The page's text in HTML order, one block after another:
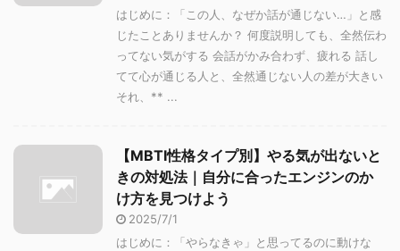
はじめに：「この人、なぜか話が通じない…」と感
じたことありませんか？ 何度説明しても、全然伝わ
ってない気がする 会話がかみ合わず、疲れる 話し
てて心が通じる人と、全然通じない人の差が大きい
それ、** ...
【MBTI性格タイプ別】やる気が出ないと
きの対処法｜自分に合ったエンジンのか
け方を見つけよう
2025/7/1
はじめに：「やらなきゃ」と思ってるのに動けな